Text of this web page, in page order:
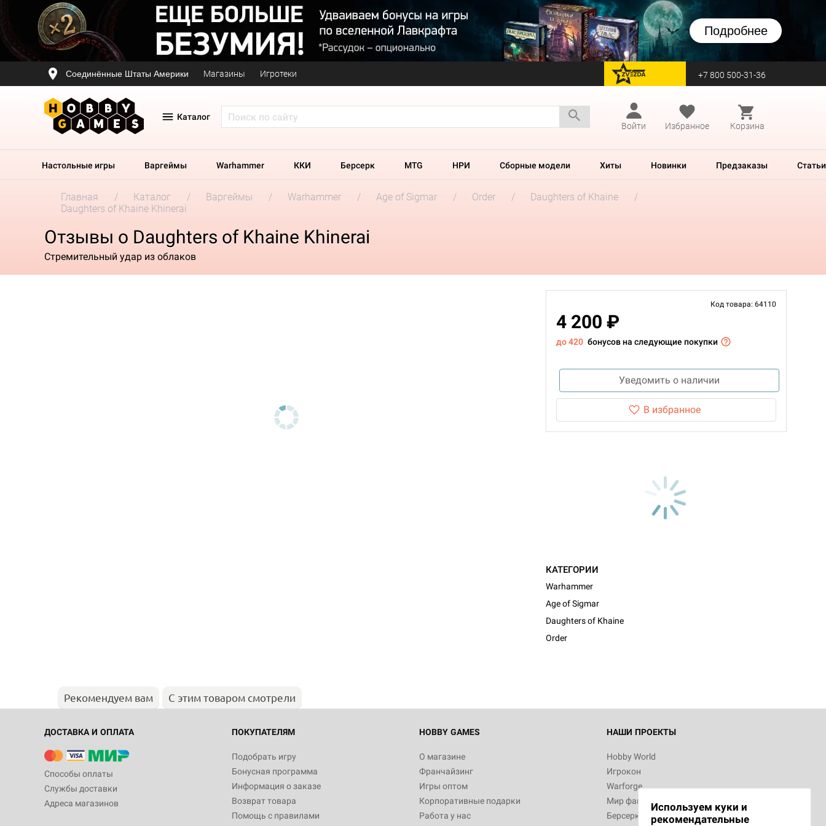
Подробнее
Соединённые Штаты Америки Магазины Игротеки перейти на Zvezda +7 800 500-31-36
Каталог
Войти
Избранное Корзина
Настольные игры Варгеймы Warhammer ККИ Берсерк MTG НРИ Сборные модели Хиты Новинки Предзаказы Статьи
Главная Каталог Варгеймы Warhammer Age of Sigmar Order
Daughters of Khaine
Daughters of Khaine Khinerai
Отзывы о Daughters of Khaine Khinerai
Стремительный удар из облаков
Код товара: 64110
4 200 ₽
до 420 бонусов на следующие покупки
Уведомить о наличии
В избранное
КАТЕГОРИИ
Warhammer
Age of Sigmar
Daughters of Khaine
Order
Рекомендуем вам С этим товаром смотрели
ДОСТАВКА И ОПЛАТА
Способы оплаты
Службы доставки
Адреса магазинов
ПОКУПАТЕЛЯМ
Подобрать игру
Бонусная программа
Информация о заказе
Возврат товара
Помощь с правилами
HOBBY GAMES
О магазине
Франчайзинг
Игры оптом
Корпоративные подарки
Работа у нас
НАШИ ПРОЕКТЫ
Hobby World
Игрокон
Warforge
Мир фантастики
Берсерк
Используем куки и
рекомендательные